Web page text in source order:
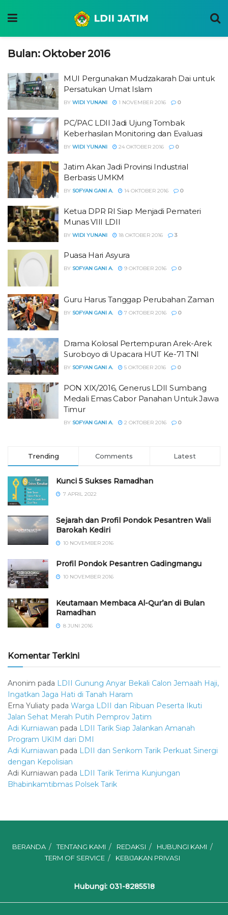
Bulan: Oktober 2016
MUI Pergunakan Mudzakarah Dai untuk
Persatukan Umat Islam
BY WIDI YUNANI 1 NOVEMBER 2016 0
PC/PAC LDII Jadi Ujung Tombak
Keberhasilan Monitoring dan Evaluasi
BY WIDI YUNANI 24 OKTOBER 2016 0
Jatim Akan Jadi Provinsi Industrial
Berbasis UMKM
BY SOFYAN GANI A. 14 OKTOBER 2016 0
Ketua DPR RI Siap Menjadi Pemateri
Munas VIII LDII
BY WIDI YUNANI 18 OKTOBER 2016 3
Puasa Hari Asyura
BY SOFYAN GANI A. 9 OKTOBER 2016 0
Guru Harus Tanggap Perubahan Zaman
BY SOFYAN GANI A. 7 OKTOBER 2016 0
Drama Kolosal Pertempuran Arek-Arek
Suroboyo di Upacara HUT Ke-71 TNI
BY SOFYAN GANI A. 5 OKTOBER 2016 0
PON XIX/2016, Generus LDII Sumbang
Medali Emas Cabor Panahan Untuk Jawa
Timur
BY SOFYAN GANI A. 2 OKTOBER 2016 0
Trending Comments Latest
Kunci 5 Sukses Ramadhan
7 APRIL 2022
Sejarah dan Profil Pondok Pesantren Wali
Barokah Kediri
10 NOVEMBER 2016
⁠⁠⁠Profil Pondok Pesantren Gadingmangu
10 NOVEMBER 2016
Keutamaan Membaca Al-Qur’an di Bulan
Ramadhan
8 JUNI 2016
Komentar Terkini
Anonim pada LDII Gunung Anyar Bekali Calon Jemaah Haji,
Ingatkan Jaga Hati di Tanah Haram
Erna Yuliaty pada Warga LDII dan Ribuan Peserta Ikuti
Jalan Sehat Merah Putih Pemprov Jatim
Adi Kurniawan pada LDII Tarik Siap Jalankan Amanah
Program UKIM dari DMI
Adi Kurniawan pada LDII dan Senkom Tarik Perkuat Sinergi
dengan Kepolisian
Adi Kurniawan pada LDII Tarik Terima Kunjungan
Bhabinkamtibmas Polsek Tarik
BERANDA TENTANG KAMI REDAKSI
HUBUNGI KAMI
TERM OF SERVICE
KEBIJAKAN PRIVASI
Hubungi: 031-8285518